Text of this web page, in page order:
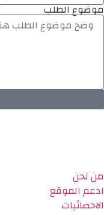
موضوع الطلب
من نحن
ادعم الموقع
الاحصائيات